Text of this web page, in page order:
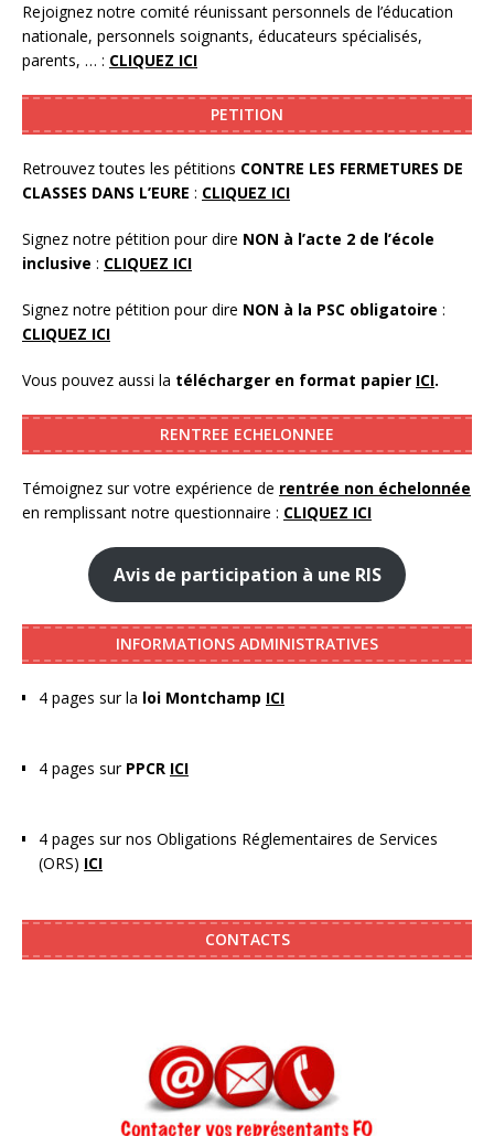
Rejoignez notre comité réunissant personnels de l’éducation
nationale, personnels soignants, éducateurs spécialisés,
parents, … : CLIQUEZ ICI
PETITION
Retrouvez toutes les pétitions CONTRE LES FERMETURES DE
CLASSES DANS L’EURE : CLIQUEZ ICI
Signez notre pétition pour dire NON à l’acte 2 de l’école
inclusive : CLIQUEZ ICI
Signez notre pétition pour dire NON à la PSC obligatoire :
CLIQUEZ ICI
Vous pouvez aussi la télécharger en format papier ICI.
RENTREE ECHELONNEE
Témoignez sur votre expérience de rentrée non échelonnée
en remplissant notre questionnaire : CLIQUEZ ICI
Avis de participation à une RIS
INFORMATIONS ADMINISTRATIVES
4 pages sur la loi Montchamp ICI
4 pages sur PPCR ICI
4 pages sur nos Obligations Réglementaires de Services
(ORS) ICI
CONTACTS